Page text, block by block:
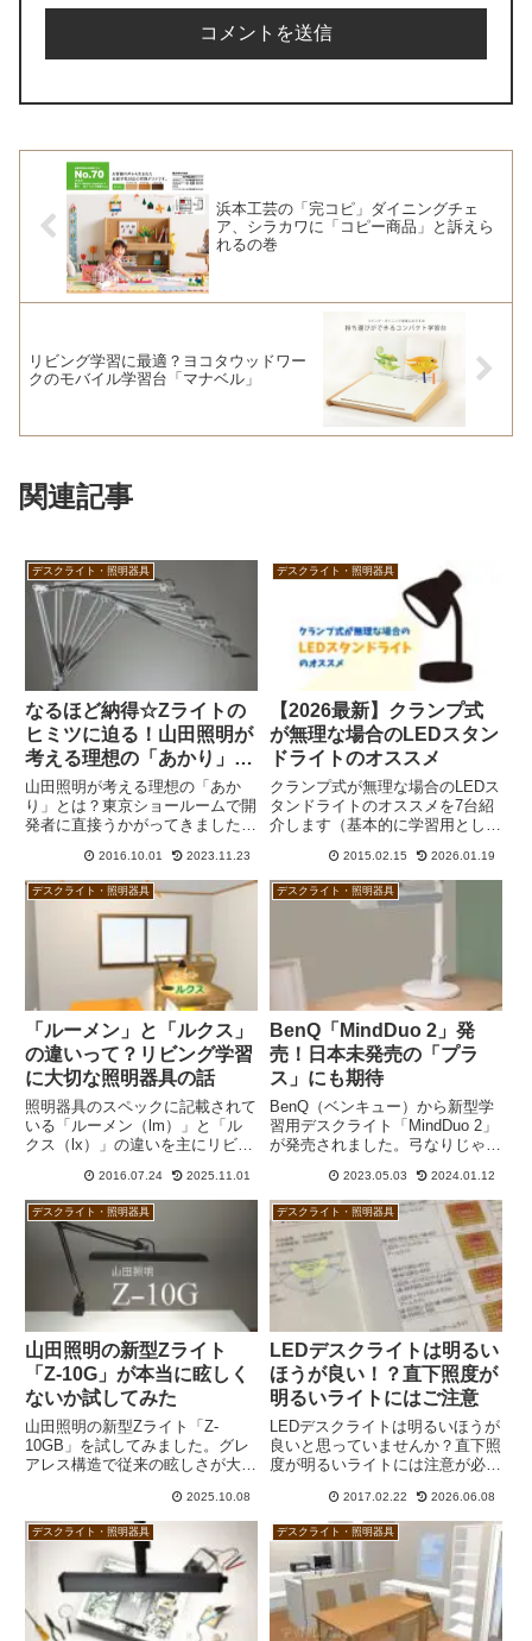
浜本工芸の「完コピ」ダイニングチェ
ア、シラカワに「コピー商品」と訴えら
れるの巻
リビング学習に最適？ヨコタウッドワー
クのモバイル学習台「マナベル」
関連記事
デスクライト・照明器具
なるほど納得☆Zライトの
ヒミツに迫る！山田照明が
考える理想の「あかり」と
は
山田照明が考える理想の「あか
り」とは？東京ショールームで開
発者に直接うかがってきました。
「3BEST」を掲げるとともに、
耐久性や実用性をしっかりと追及
しているということが随所から感
じ取ることができます。
2016.10.01 2023.11.23
デスクライト・照明器具
【2026最新】クランプ式
が無理な場合のLEDスタン
ドライトのオススメ
クランプ式が無理な場合のLEDス
タンドライトのオススメを7台紹
介します（基本的に学習用とし
BenQまたは山田照明。コスパ重
視で高演色重視ならアイリスオー
ヤマのLDL-TCDL-Bやオーム電機
2015.02.15 2026.01.19
デスクライト・照明器具
「ルーメン」と「ルクス」
の違いって？リビング学習
に大切な照明器具の話
照明器具のスペックに記載されて
いる「ルーメン（lm）」と「ル
クス（lx）」の違いを主にリビン
ます。ルーメンは光束、ルクスは
照度の単位です。気になる方は一
度、シーリングライト、デスクラ
イト、自然光の明るさを照度計で
測ってみるのも良いでしょう。
2016.07.24 2025.11.01
デスクライト・照明器具
BenQ「MindDuo 2」発
売！日本未発売の「プラ
ス」にも期待
BenQ（ベンキュー）から新型学
習用デスクライト「MindDuo 2」
が発売されました。弓なりじゃな
いて直下も眩しくないように設計
されています。パソコン学習等の
スクリーン閲覧モードも魅力的で
す。座り姿勢検知リマインダー機
能搭載の日本未発売「MindDuo 2
Plus」にも期待！
2023.05.03 2024.01.12
デスクライト・照明器具
山田照明の新型Zライト
「Z-10G」が本当に眩しく
ないか試してみた
山田照明の新型Zライト「Z-
10GB」を試してみました。グレ
アレス構造で従来の眩しさが大き
トスイッチで操作性が格段にアッ
プしています。おまけにZ-10Rよ
りも安い。アームの操作性や耐久
性ももちろん申し分なく、学習用
としてもオススメできます。
2025.10.08
デスクライト・照明器具
LEDデスクライトは明るい
ほうが良い！？直下照度が
明るいライトにはご注意
LEDデスクライトは明るいほうが
良いと思っていませんか？直下照
度が明るいライトには注意が必要
差がつきすぎて目に負担が掛かり
ます。できるだけムラの少ない、
均斉度の高いデスクライトを選び
ましょう。
2017.02.22 2026.06.08
デスクライト・照明器具 デスクライト・照明器具